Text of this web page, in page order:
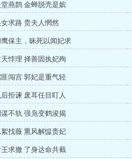
燕鹊 金蝉脱壳是嫔
求路 贵夫人惘然
保主，昧死以闻妃求
悖理 择善固执妃殉
闯宫 郭妃是重气轻
拒谏 废耳任目盯人
不轨 强凫变鹤浚揭
找薇 熏风解愠贵妃
求撤 了身达命共截